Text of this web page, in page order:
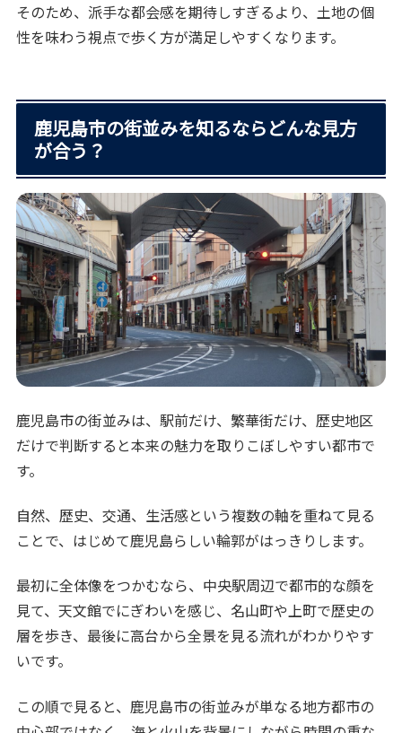
そのため、派手な都会感を期待しすぎるより、土地の個
性を味わう視点で歩く方が満足しやすくなります。
鹿児島市の街並みを知るならどんな見方
が合う？
鹿児島市の街並みは、駅前だけ、繁華街だけ、歴史地区
だけで判断すると本来の魅力を取りこぼしやすい都市で
す。
自然、歴史、交通、生活感という複数の軸を重ねて見る
ことで、はじめて鹿児島らしい輪郭がはっきりします。
最初に全体像をつかむなら、中央駅周辺で都市的な顔を
見て、天文館でにぎわいを感じ、名山町や上町で歴史の
層を歩き、最後に高台から全景を見る流れがわかりやす
いです。
この順で見ると、鹿児島市の街並みが単なる地方都市の